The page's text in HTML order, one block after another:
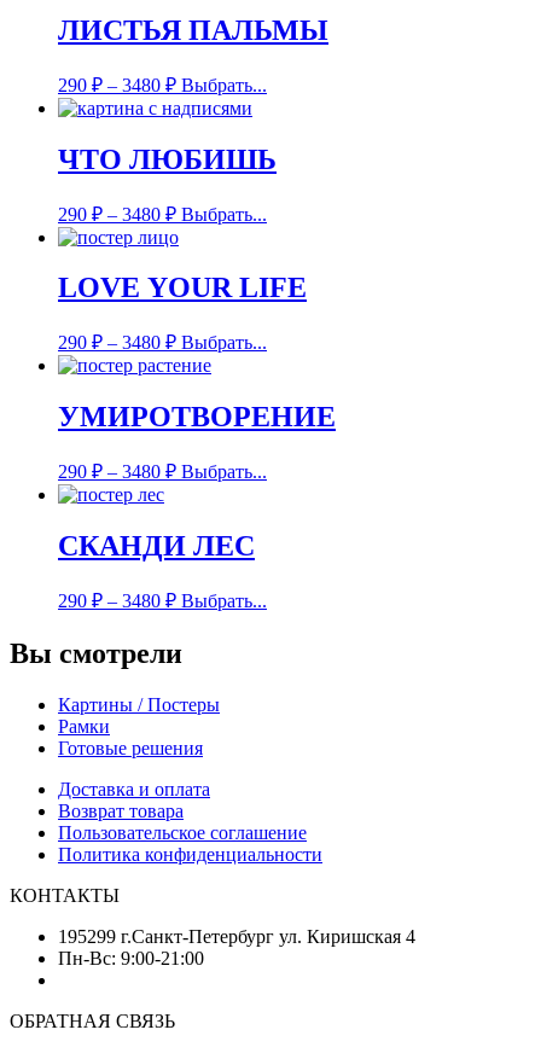
ЛИСТЬЯ ПАЛЬМЫ
290 ₽ – 3480 ₽ Выбрать...
ЧТО ЛЮБИШЬ
290 ₽ – 3480 ₽ Выбрать...
LOVE YOUR LIFE
290 ₽ – 3480 ₽ Выбрать...
УМИРОТВОРЕНИЕ
290 ₽ – 3480 ₽ Выбрать...
СКАНДИ ЛЕС
290 ₽ – 3480 ₽ Выбрать...
Вы смотрели
Картины / Постеры
Рамки
Готовые решения
Доставка и оплата
Возврат товара
Пользовательское соглашение
Политика конфиденциальности
КОНТАКТЫ
195299 г.Санкт-Петербург ул. Киришская 4
Пн-Вс: 9:00-21:00
ОБРАТНАЯ СВЯЗЬ